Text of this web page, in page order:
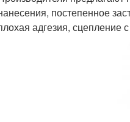
постепенное
адгезия,